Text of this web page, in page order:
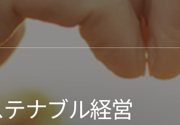
ナブル経営